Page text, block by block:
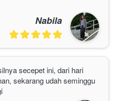
Nabila
secepet ini, dari hari
sekarang udah seminggu